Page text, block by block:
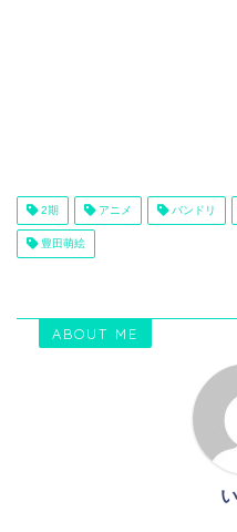
2期 アニメ バンドリ
豊田萌絵
ABOUT ME